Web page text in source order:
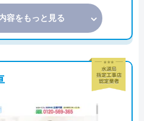
容をもっと見る